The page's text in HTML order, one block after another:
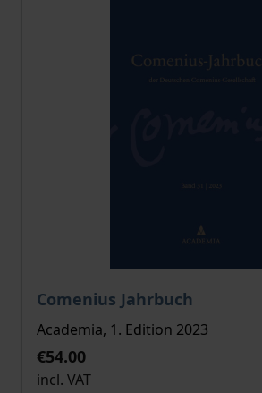
Comenius Jahrbuch
The price depends on the
Academia, 1. Edition 2023
€54.00
incl. VAT